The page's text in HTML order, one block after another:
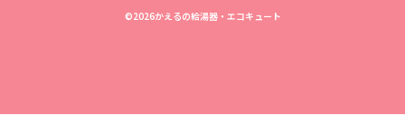
©2026かえるの給湯器・エコキュート